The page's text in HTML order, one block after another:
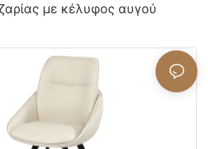
με κέλυφος αυγού